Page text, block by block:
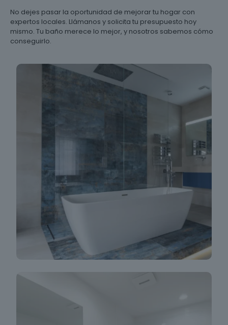
No dejes pasar la oportunidad de mejorar tu hogar con
expertos locales. Llámanos y solicita tu presupuesto hoy
mismo. Tu baño merece lo mejor, y nosotros sabemos cómo
conseguirlo.